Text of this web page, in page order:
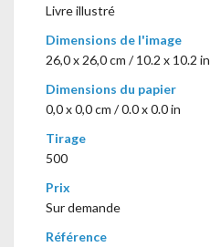
Livre illustré
Dimensions de l'image
26,0 x 26,0 cm / 10.2 x 10.2 in
Dimensions du papier
0,0 x 0,0 cm / 0.0 x 0.0 in
Tirage
500
Prix
Sur demande
Référence